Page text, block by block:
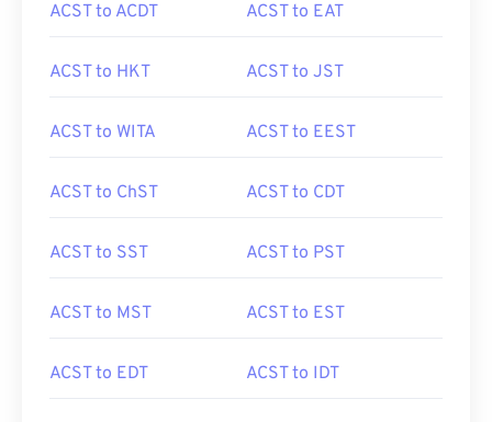
ACST to ACDT ACST to EAT
ACST to HKT ACST to JST
ACST to WITA ACST to EEST
ACST to ChST ACST to CDT
ACST to SST ACST to PST
ACST to MST ACST to EST
ACST to EDT ACST to IDT